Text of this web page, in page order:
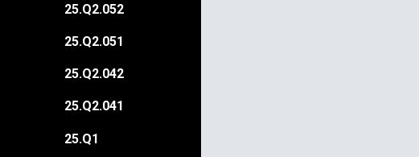
25.Q2.052
25.Q2.051
25.Q2.042
25.Q2.041
25.Q1